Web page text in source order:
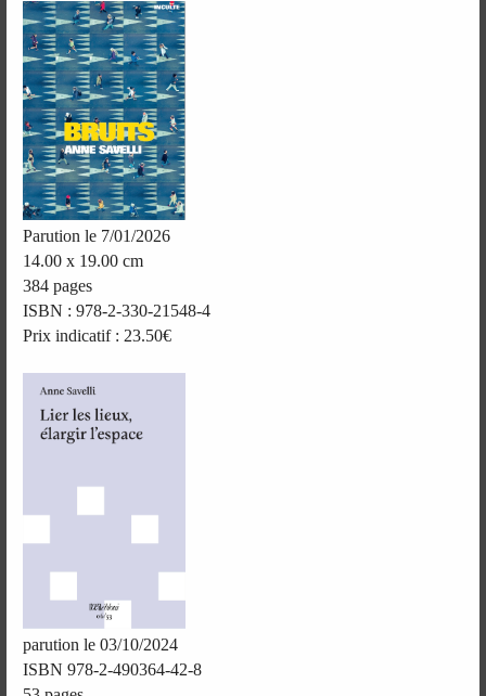
Parution le 7/01/2026
14.00 x 19.00 cm
384 pages
ISBN : 978-2-330-21548-4
Prix indicatif : 23.50€
parution le 03/10/2024
ISBN 978-2-490364-42-8